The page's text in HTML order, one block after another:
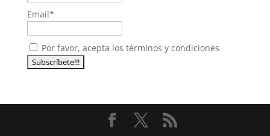
Email*
Por favor, acepta los términos y condiciones